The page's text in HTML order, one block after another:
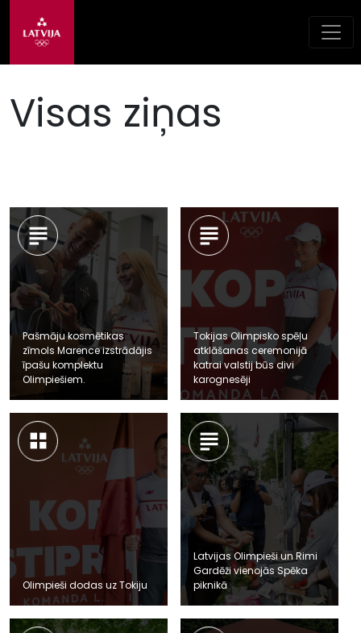
Visas ziņas
Pašmāju kosmētikas
zīmols Marence izstrādājis
īpašu komplektu
Olimpiešiem.
Tokijas Olimpisko spēļu
atklāšanas ceremonijā
katrai valstij būs divi
karognesēji
Olimpieši dodas uz Tokiju
Latvijas Olimpieši un Rimi
Gardēži vienojās Spēka
piknikā